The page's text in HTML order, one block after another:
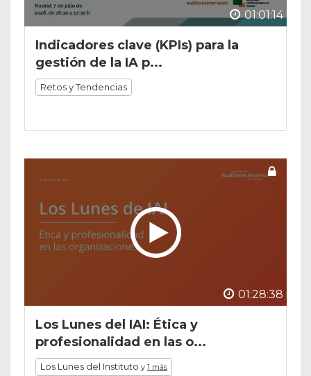
01:01:14
Indicadores clave (KPIs) para la
gestión de la IA p...
Retos y Tendencias
01:28:38
Los Lunes del IAI: Ética y
profesionalidad en las o...
Los Lunes del Instituto y 1 más